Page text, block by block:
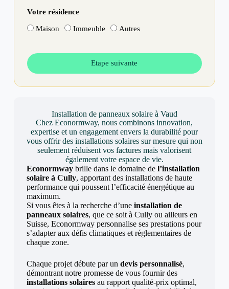
Votre résidence
Maison Immeuble Autres
Etape suivante
Installation de panneaux solaire à Vaud
Chez Econormway, nous combinons innovation,
expertise et un engagement envers la durabilité pour
vous offrir des installations solaires sur mesure qui non
seulement réduisent vos factures mais valorisent
également votre espace de vie.
Econormwaybrille dans le domaine de l’installation
solaire à Cully, apportant des installations de haute
performance qui poussent l’efficacité énergétique au
maximum.
Si vous êtes à la recherche d’une installation de
panneaux solaires, que ce soit à Cully ou ailleurs en
Suisse, Econormway personnalise ses prestations pour
s’adapter aux défis climatiques et réglementaires de
chaque zone.
Chaque projet débute par un devis personnalisé,
démontrant notre promesse de vous fournir des
installations solairesau rapport qualité-prix optimal,